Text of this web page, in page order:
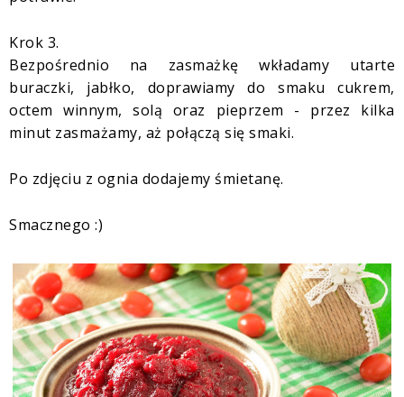
Krok 3.
Bezpośrednio na zasmażkę wkładamy utarte
buraczki, jabłko, doprawiamy do smaku cukrem,
octem winnym, solą oraz pieprzem - przez kilka
minut zasmażamy, aż połączą się smaki.
Po zdjęciu z ognia dodajemy śmietanę.
Smacznego :)